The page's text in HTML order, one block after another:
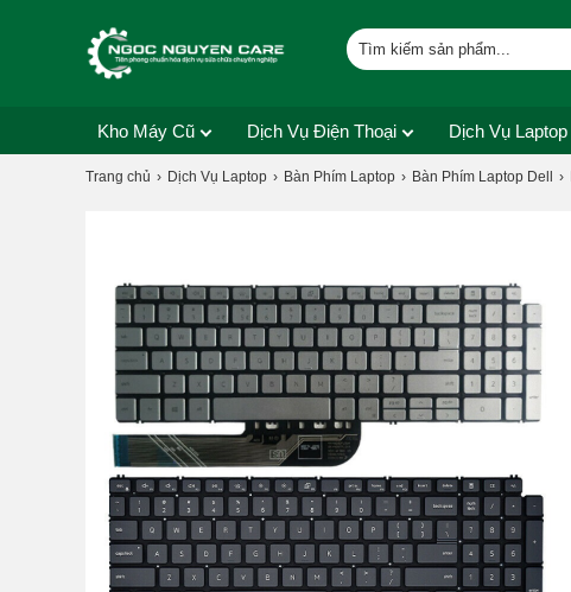
Kho Máy Cũ Dịch Vụ Điện Thoại Dịch Vụ Laptop
Trang chủ Dịch Vụ Laptop Bàn Phím Laptop Bàn Phím Laptop Dell